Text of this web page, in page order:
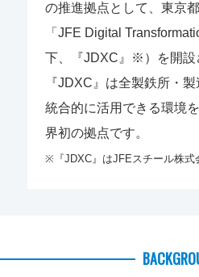
の推進拠点として、東京
「JFE Digital
下、『JDXC』※）を開設
『JDXC』は全製鉄所・
統合的に活用できる環境
界初の拠点です。
※『JDXC』はJFEスチール株式